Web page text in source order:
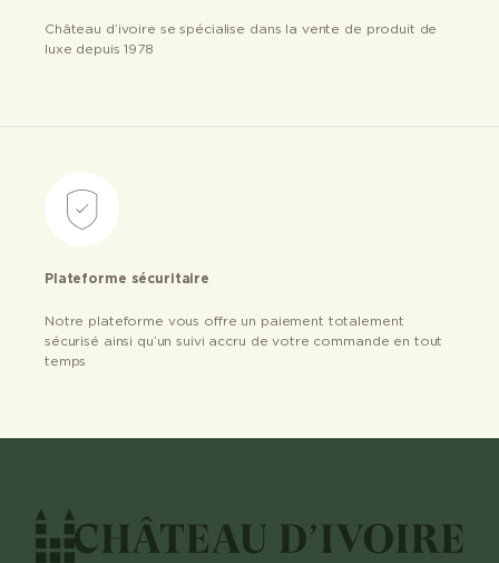
Château d’ivoire se spécialise dans la vente de produit de
luxe depuis 1978
Plateforme sécuritaire
Notre plateforme vous offre un paiement totalement
sécurisé ainsi qu’un suivi accru de votre commande en tout
temps